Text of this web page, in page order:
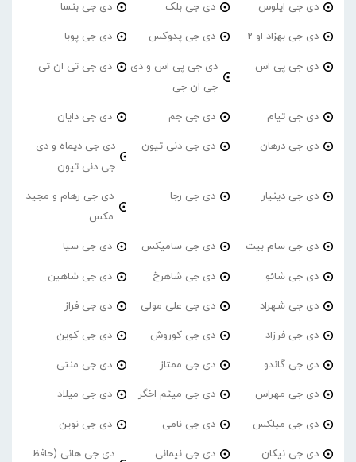
دی جی ایلوس دی جی بلک دی جی بنسا
دی جی بهزاد او 2 دی جی پدوکس دی جی پوبا
دی جی پی اس
دی جی پی اس و دی
جی ان جی
دی جی تی ان تی
دی جی تیام دی جی جم دی جی دایان
دی جی درهان دی جی دنی تیون
دی جی دیماه و دی
جی دنی تیون
دی جی دینیار دی جی رجا
دی جی رهام و مجید
مکس
دی جی سام بیت دی جی سامیکس دی جی سیا
دی جی شائو دی جی شاهرخ دی جی شاهین
دی جی شهراد دی جی علی مولی دی جی فراز
دی جی فرزاد دی جی کوروش دی جی کوین
دی جی گاندو دی جی ممتاز دی جی منتی
دی جی مهراس دی جی میثم اخگر دی جی میلاد
دی جی میلکس دی جی نامی دی جی نوین
دی جی نیکان دی جی نیمانی
دی جی هانی (حافظ